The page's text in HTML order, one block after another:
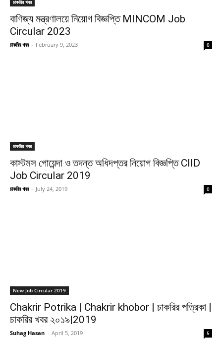
চাকরির খবর
বাণিজ্য মন্ত্রণালয়ে নিয়োগ বিজ্ঞপ্তি MINCOM Job
Circular 2023
চাকরির খবর - February 9, 2023 0
চাকরির খবর
কাস্টমস গোয়েন্দা ও তদন্ত অধিদপ্তর নিয়োগ বিজ্ঞপ্তি CIID
Job Circular 2019
চাকরির খবর - July 24, 2019 0
New Job Circular 2019
Chakrir Potrika | Chakrir khobor | চাকরির পত্রিকা |
চাকরির খবর ২০১৯|2019
Suhag Hasan - April 5, 2019 5